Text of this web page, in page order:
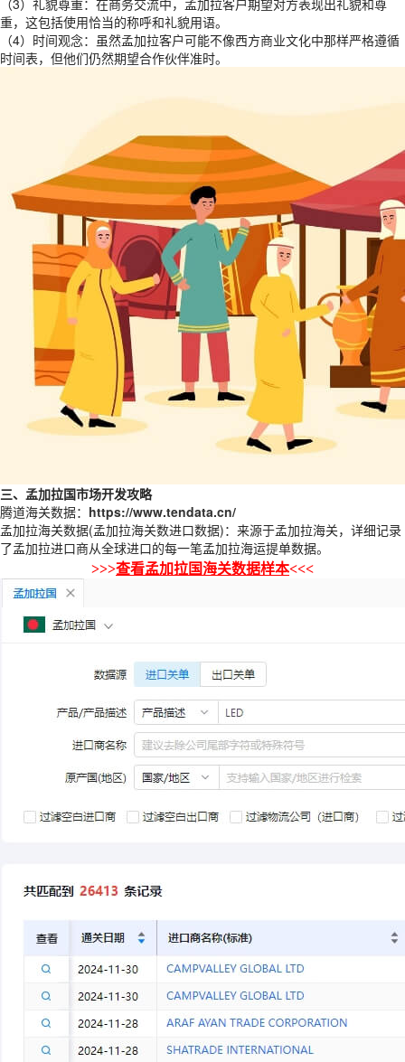
（3）礼貌尊重：在商务交流中，孟加拉客户期望对方表现出礼貌和尊
重，这包括使用恰当的称呼和礼貌用语。
（4）时间观念：虽然孟加拉客户可能不像西方商业文化中那样严格遵循
时间表，但他们仍然期望合作伙伴准时。
三、孟加拉国市场开发攻略
腾道海关数据： https://www.tendata.cn/
孟加拉海关数据(孟加拉海关数进口数据)：来源于孟加拉海关，详细记录
了孟加拉进口商从全球进口的每一笔孟加拉海运提单数据。
>>>查看孟加拉国海关数据样本<<<